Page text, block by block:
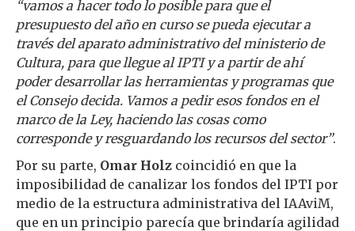
“vamos a hacer todo lo posible para que el
presupuesto del año en curso se pueda ejecutar a
través del aparato administrativo del ministerio de
Cultura, para que llegue al IPTI y a partir de ahí
poder desarrollar las herramientas y programas que
el Consejo decida. Vamos a pedir esos fondos en el
marco de la Ley, haciendo las cosas como
corresponde y resguardando los recursos del sector”.
Por su parte, Omar Holz coincidió en que la
imposibilidad de canalizar los fondos del IPTI por
medio de la estructura administrativa del IAAviM,
que en un principio parecía que brindaría agilidad